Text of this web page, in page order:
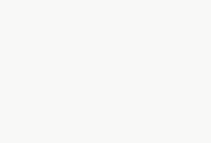
Они напоминают львов,
Он всегда на страже и